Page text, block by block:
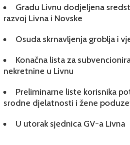
Gradu Livnu dodjeljena
razvoj Livna i Novske
Osuda skrnavljenja groblja i
Konačna lista za
nekretnine u Livnu
Preliminarne liste korisnika
srodne djelatnosti i žene
U utorak sjednica GV-a Livna